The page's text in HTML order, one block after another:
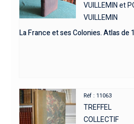
VUILLEMIN et
VUILLEMIN
La France et ses Colonies. Atlas de
Réf : 11063
TREFFEL
COLLECTIF